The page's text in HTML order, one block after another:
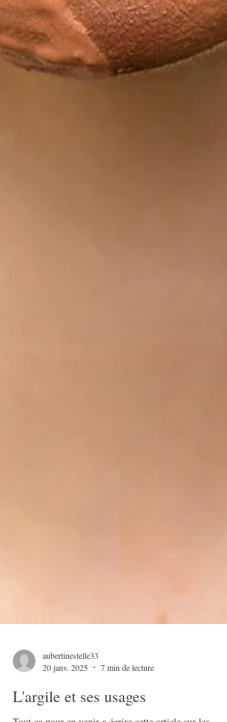
aubertinestelle33
20 janv. 2025
7 min de lecture